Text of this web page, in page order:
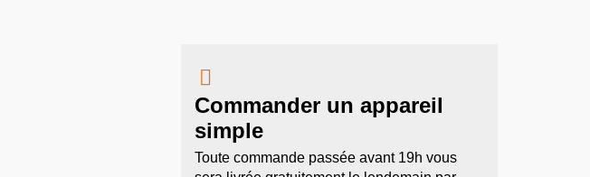

Commander un appareil
simple
Toute commande passée avant 19h vous